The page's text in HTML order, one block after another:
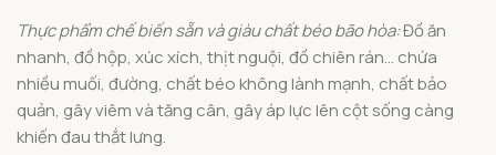
Thực phẩm chế biến sẵn và giàu chất béo bão hòa:Đồ ăn
nhanh, đồ hộp, xúc xích, thịt nguội, đồ chiên rán… chứa
nhiều muối, đường, chất béo không lành mạnh, chất bảo
quản, gây viêm và tăng cân, gây áp lực lên cột sống càng
khiến đau thắt lưng.